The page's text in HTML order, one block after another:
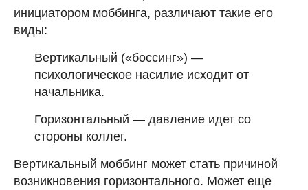
инициатором моббинга, различают такие его
виды:
Вертикальный («боссинг») —
психологическое насилие исходит от
начальника.
Горизонтальный — давление идет со
стороны коллег.
Вертикальный моббинг может стать причиной
возникновения горизонтального. Может еще